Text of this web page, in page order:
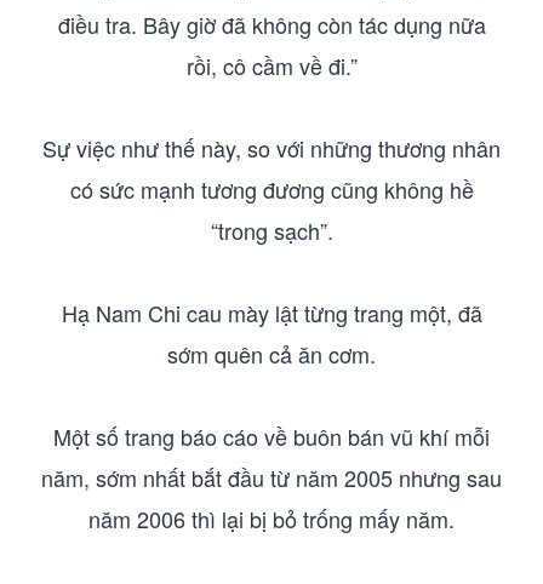
điều tra. Bây giờ đã không còn tác dụng nữa
rồi, cô cầm về đi.”
Sự việc như thế này, so với những thương nhân
có sức mạnh tương đương cũng không hề
“trong sạch”.
Hạ Nam Chi cau mày lật từng trang một, đã
sớm quên cả ăn cơm.
Một số trang báo cáo về buôn bán vũ khí mỗi
năm, sớm nhất bắt đầu từ năm 2005 nhưng sau
năm 2006 thì lại bị bỏ trống mấy năm.